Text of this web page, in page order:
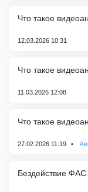
Что такое
12.03.2026 10:31
Что такое
11.03.2026 12:08
Что такое
27.02.2026 11:19
Бездействие ФАС